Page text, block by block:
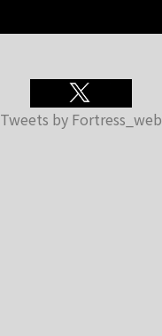
Tweets by Fortress_web